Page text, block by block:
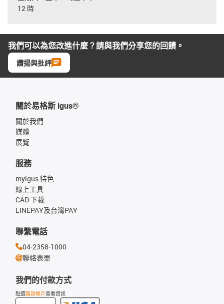
12 時
我們可以為您改進什麼？請與我們分享您的回饋。
讚揚與批評
關於易格斯 igus®
關於我們
媒體
展覽
我們的付款方式
點選匯款帳戶查看資訊
服務
myigus 特色
線上工具
CAD 下載
LINEPAY及台灣PAY
聯繫電話
04-2358-1000
聯絡表單